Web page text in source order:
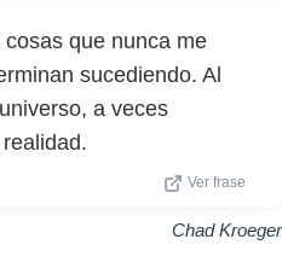
que nunca me
sucediendo. Al
a veces
realidad.
Ver frase
Chad Kroeger